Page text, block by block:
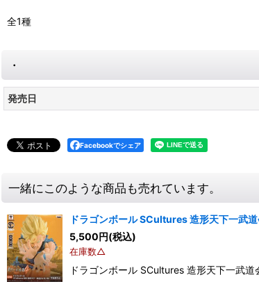
全1種
・
発売日
Facebookでシェア
一緒にこのような商品も売れています。
ドラゴンボール SCultures 造形天下一武
5,500円(税込)
在庫数△
ドラゴンボール SCultures 造形天下一武